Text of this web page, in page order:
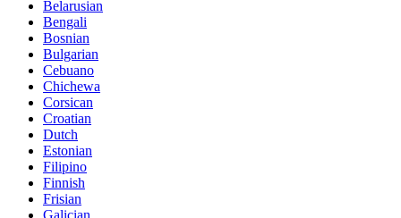
Belarusian
Bengali
Bosnian
Bulgarian
Cebuano
Chichewa
Corsican
Croatian
Dutch
Estonian
Filipino
Finnish
Frisian